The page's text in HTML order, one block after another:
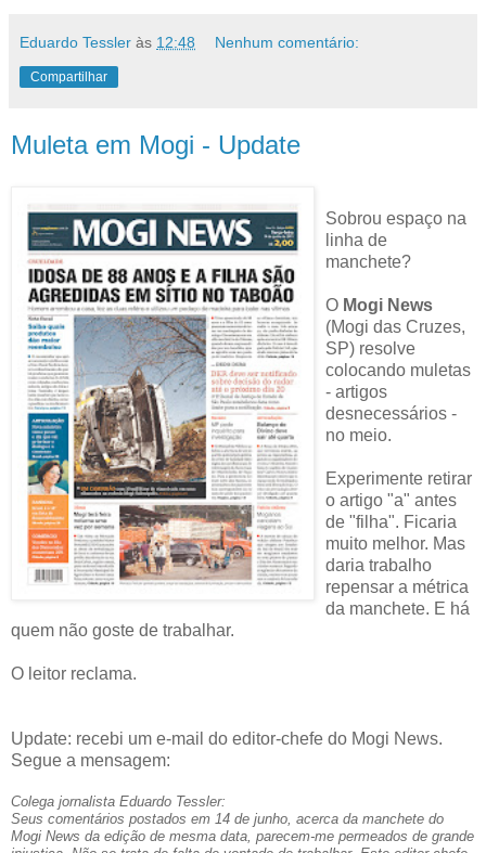
Eduardo Tessler às 12:48 Nenhum comentário:
Compartilhar
Muleta em Mogi - Update
Sobrou espaço na
linha de
manchete?
O Mogi News
(Mogi das Cruzes,
SP) resolve
colocando muletas
- artigos
desnecessários -
no meio.
Experimente retirar
o artigo "a" antes
de "filha". Ficaria
muito melhor. Mas
daria trabalho
repensar a métrica
da manchete. E há
quem não goste de trabalhar.
O leitor reclama.
Update: recebi um e-mail do editor-chefe do Mogi News.
Segue a mensagem:
Colega jornalista Eduardo Tessler:
Seus comentários postados em 14 de junho, acerca da manchete do
Mogi News da edição de mesma data, parecem-me permeados de grande